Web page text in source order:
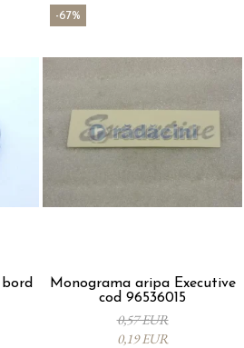
-67%
Monograma aripa Executive
cod 96536015
0,57 EUR
0,19 EUR